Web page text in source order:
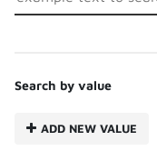
Search by value
ADD NEW VALUE